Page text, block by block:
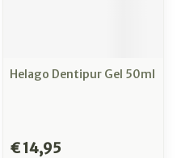
Helago Dentipur Gel 50ml
€ 14,95